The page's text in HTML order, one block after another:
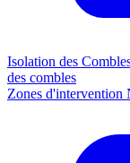
Isolation des
des combles
Zones d'intervention